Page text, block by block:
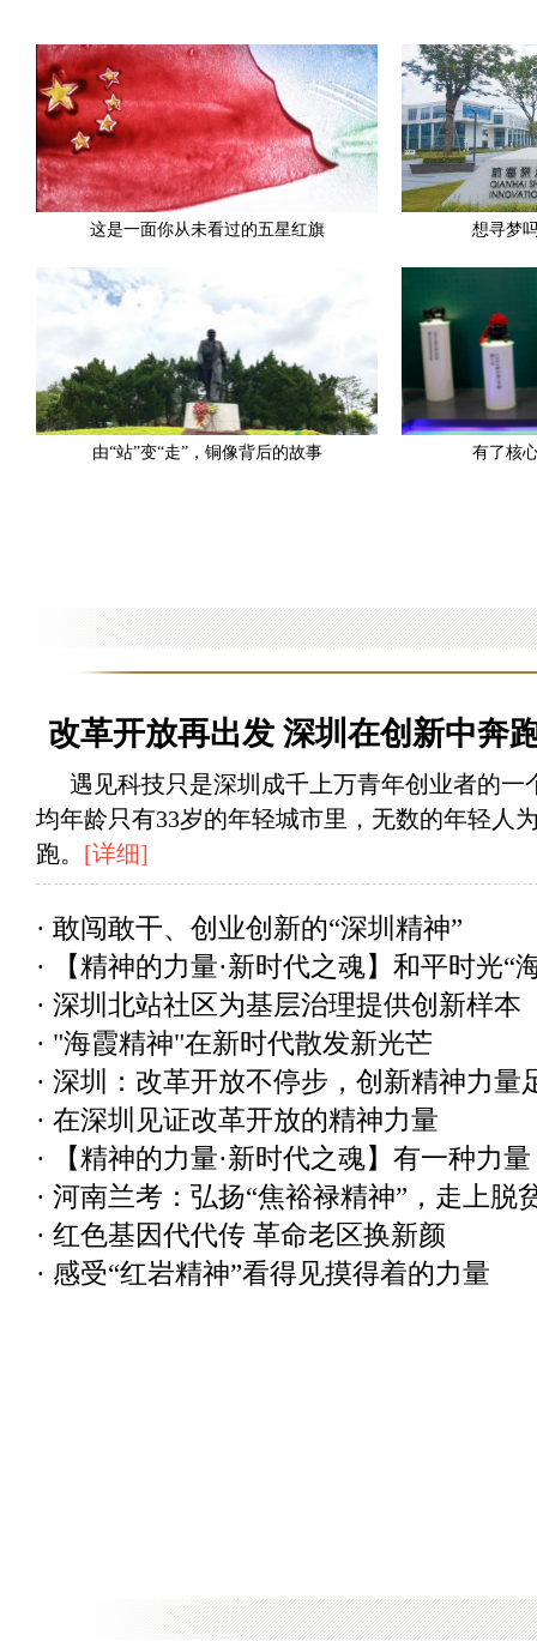
这是一面你从未看过的五星红旗
这是一面你从未看过的五星红旗
想寻梦
想寻梦
由“站”变“走”，铜像背后的故事
由“站”变“走”，铜像背后的故事
有了核
有了核
改革开放再出发 深圳在创新中奔
遇见科技只是深圳成千上万青年创业者的一
均年龄只有33岁的年轻城市里，无数的年轻人
跑。 [详细]
· 敢闯敢干、创业创新的“深圳精神”
·
【精神的力量·新时代之魂】和平时光“
· 深圳北站社区为基层治理提供创新样本
· "海霞精神"在新时代散发新光芒
· 深圳：改革开放不停步，创新精神力量
· 在深圳见证改革开放的精神力量
·
【精神的力量·新时代之魂】有一种力
· 河南兰考：弘扬“焦裕禄精神”，走上脱
· 红色基因代代传 革命老区换新颜
· 感受“红岩精神”看得见摸得着的力量